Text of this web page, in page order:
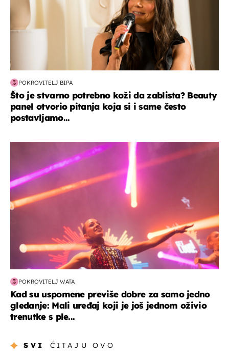
POKROVITELJ BIPA
Što je stvarno potrebno koži da zablista? Beauty
panel otvorio pitanja koja si i same često
postavljamo...
POKROVITELJ WATA
Kad su uspomene previše dobre za samo jedno
gledanje: Mali uređaj koji je još jednom oživio
trenutke s ple...
SVI ČITAJU OVO